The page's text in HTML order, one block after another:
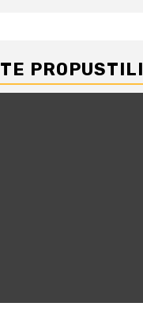
PROPUSTILI